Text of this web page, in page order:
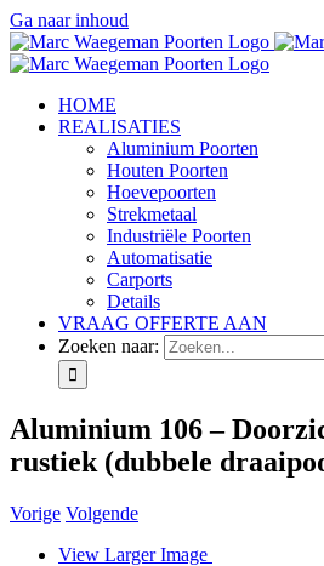
Ga naar inhoud
HOME
REALISATIES
Aluminium Poorten
Houten Poorten
Hoevepoorten
Strekmetaal
Industriële Poorten
Automatisatie
Carports
Details
VRAAG OFFERTE AAN
Zoeken naar:
Aluminium 106 –
rustiek (dubbele
Vorige Volgende
View Larger Image